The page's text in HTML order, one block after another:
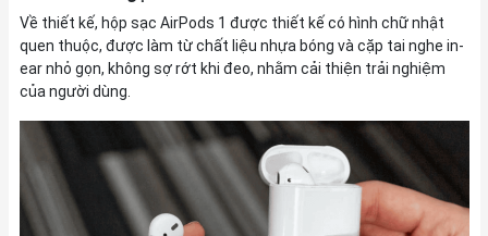
Về thiết kế, hộp sạc AirPods 1 được thiết kế có hình chữ nhật
quen thuộc, được làm từ chất liệu nhựa bóng và cặp tai nghe in-
ear nhỏ gọn, không sợ rớt khi đeo, nhằm cải thiện trải nghiệm
của người dùng.